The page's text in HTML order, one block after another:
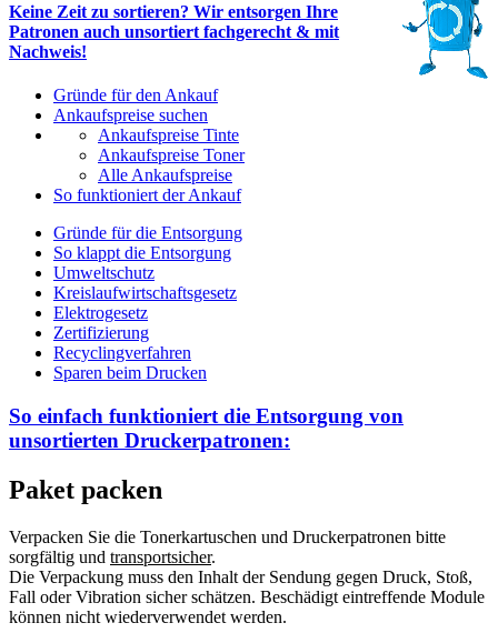
Keine Zeit zu sortieren? Wir entsorgen Ihre
Patronen auch unsortiert fachgerecht & mit
Nachweis!
Gründe für den Ankauf
Ankaufspreise suchen
Ankaufspreise Tinte
Ankaufspreise Toner
Alle Ankaufspreise
So funktioniert der Ankauf
Gründe für die Entsorgung
So klappt die Entsorgung
Umweltschutz
Kreislaufwirtschaftsgesetz
Elektrogesetz
Zertifizierung
Recyclingverfahren
Sparen beim Drucken
So einfach funktioniert die Entsorgung von
unsortierten Druckerpatronen:
Paket packen
Verpacken Sie die Tonerkartuschen und Druckerpatronen bitte
sorgfältig und transportsicher.
Die Verpackung muss den Inhalt der Sendung gegen Druck, Stoß,
Fall oder Vibration sicher schätzen. Beschädigt eintreffende Module
können nicht wiederverwendet werden.